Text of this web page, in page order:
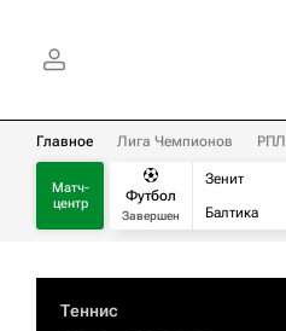
Главное Лига Чемпионов РПЛ
Матч-
центр
Футбол
Завершен
Зенит
Балтика
Теннис